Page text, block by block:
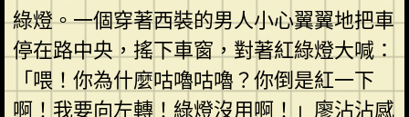
綠燈。一個穿著西裝的男人小心翼翼地把車
停在路中央，搖下車窗，對著紅綠燈大喊：
「喂！你為什麼咕嚕咕嚕？你倒是紅一下
啊！我要向左轉！綠燈沒用啊！」廖沾沾感